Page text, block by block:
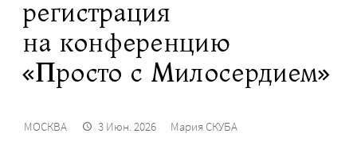
регистрация
на конференцию
«Просто с Милосердием»
МОСКВА 3 Июн. 2026 Мария СКУБА